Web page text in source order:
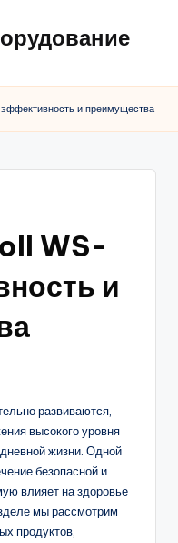
и преимущества
WS-
и
развиваются,
высокого уровня
жизни. Одной
безопасной и
влияет на здоровье
мы рассмотрим
продуктов,